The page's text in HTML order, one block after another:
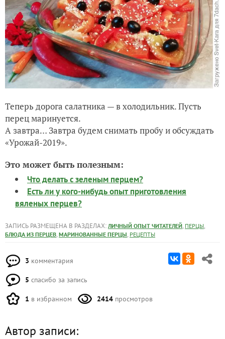
Теперь дорога салатника — в холодильник. Пусть
перец маринуется.
А завтра… Завтра будем снимать пробу и обсуждать
«Урожай-2019».
Это может быть полезным:
Что делать с зеленым перцем?
Есть ли у кого-нибудь опыт приготовления
вяленых перцев?
ЗАПИСЬ РАЗМЕЩЕНА В РАЗДЕЛАХ: ЛИЧНЫЙ ОПЫТ ЧИТАТЕЛЕЙ, ПЕРЦЫ,
БЛЮДА ИЗ ПЕРЦЕВ, МАРИНОВАННЫЕ ПЕРЦЫ, РЕЦЕПТЫ
3 комментария
5 спасибо за запись
1 в избранном 2414 просмотров
Автор записи: